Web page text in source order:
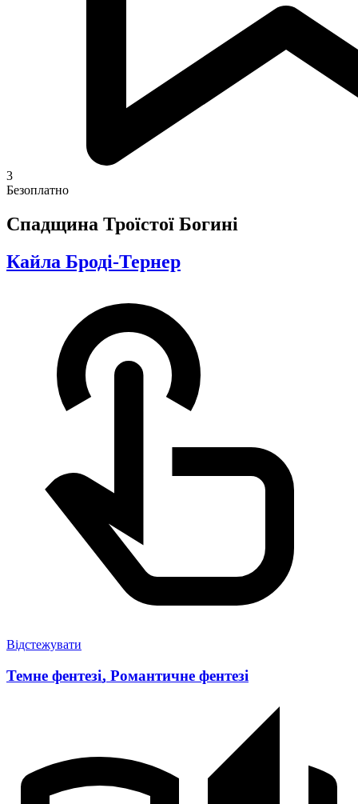
3
Безоплатно
Спадщина Троїстої Богині
Кайла Броді-Тернер
Відстежувати
Темне фентезі, Романтичне фентезі